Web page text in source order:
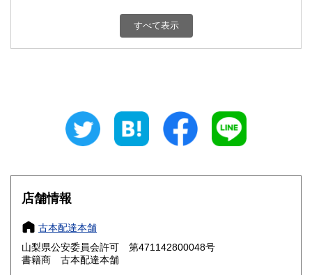
800円 富山県
800円 三重県
大阪府
奈良県
鳥取県 800円 島根県
すべて表示
店舗情報
古本配達本舗
山梨県公安委員会許可 第471142800048号
書籍商 古本配達本舗